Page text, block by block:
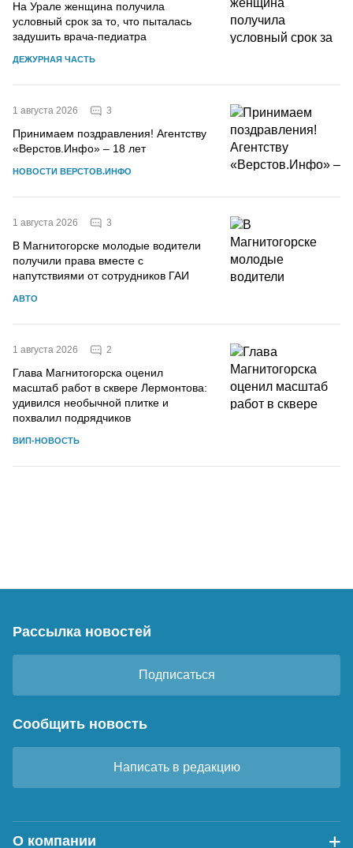
На Урале женщина получила
условный срок за то, что пыталась
задушить врача-педиатра
ДЕЖУРНАЯ ЧАСТЬ
1 августа 2026 3
Принимаем поздравления! Агентству
«Верстов.Инфо» – 18 лет
НОВОСТИ ВЕРСТОВ.ИНФО
1 августа 2026 3
В Магнитогорске молодые водители
получили права вместе с
напутствиями от сотрудников ГАИ
АВТО
1 августа 2026 2
Глава Магнитогорска оценил
масштаб работ в сквере Лермонтова:
удивился необычной плитке и
похвалил подрядчиков
ВИП-НОВОСТЬ
Рассылка новостей
Подписаться
Сообщить новость
Написать в редакцию
О компании